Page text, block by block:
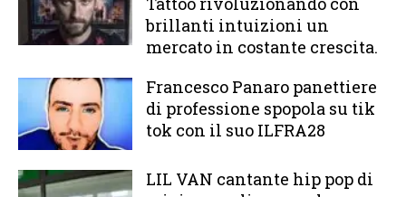
brillanti intuizioni un
mercato in costante crescita.
Francesco Panaro panettiere
di professione spopola su tik
tok con il suo ILFRA28
LIL VAN cantante hip pop di